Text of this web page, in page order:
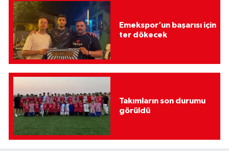
Emekspor’un başarısı için
ter dökecek
Takımların son durumu
görüldü